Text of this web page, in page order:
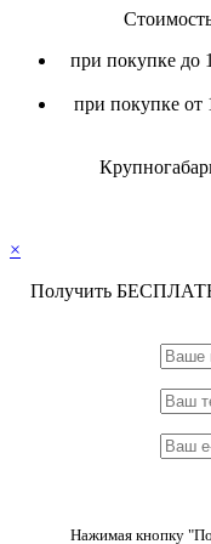
при покупке до
при покупке от
×
Получить
Нажимая кнопку